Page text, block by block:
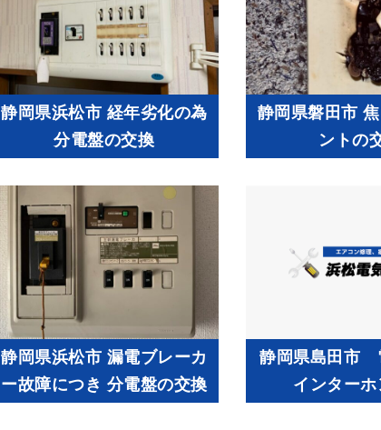
静岡県浜松市 経年劣化の為
分電盤の交換
静岡県磐田市
ントの
静岡県浜松市 漏電ブレーカ
ー故障につき 分電盤の交換
静岡県島田市
インター